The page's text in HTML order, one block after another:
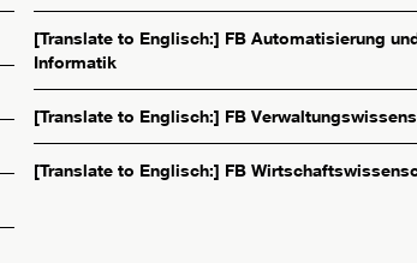
[Translate to Englisch:] FB Automatisierung
Informatik
[Translate to Englisch:] FB
[Translate to Englisch:] FB